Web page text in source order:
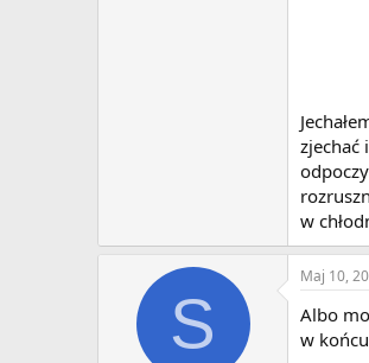
zjechać
w
S
Maj 10,
Albo
w